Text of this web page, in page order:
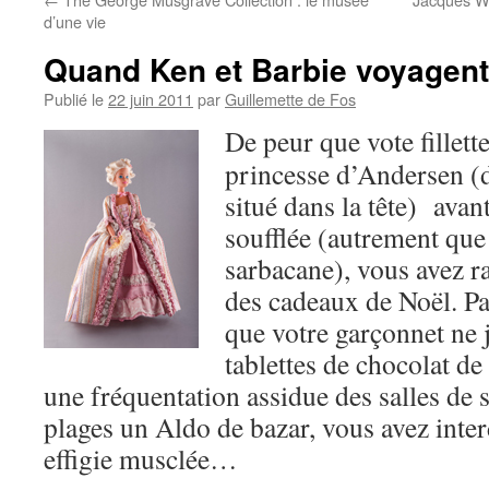
d’une vie
Quand Ken et Barbie
Publié le22 juin 2011 parGuillemette de Fos
De peur que vote
princesse d’Andersen
situé dans la tête)
soufflée (autrement
sarbacane), vous avez
des cadeaux de Noël.
que votre garçonnet ne
tablettes de chocolat
une fréquentation assidue des salles
plages un Aldo de bazar, vous avez
effigie musclée…